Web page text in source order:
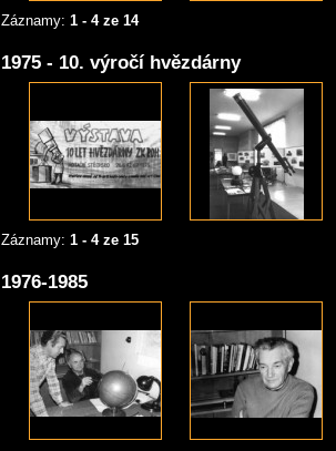
Záznamy: 1 - 4 ze 14
1975 - 10. výročí hvězdárny
Záznamy: 1 - 4 ze 15
1976-1985